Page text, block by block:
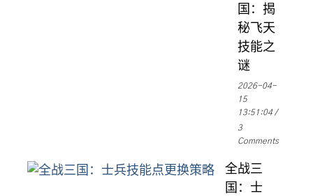
国：揭
秘飞天
技能之
谜
2026-04-
15
13:51:04
3
Comments
全战三
国：士